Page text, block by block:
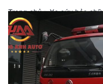
Trang chủ»Xe cứu hỏa